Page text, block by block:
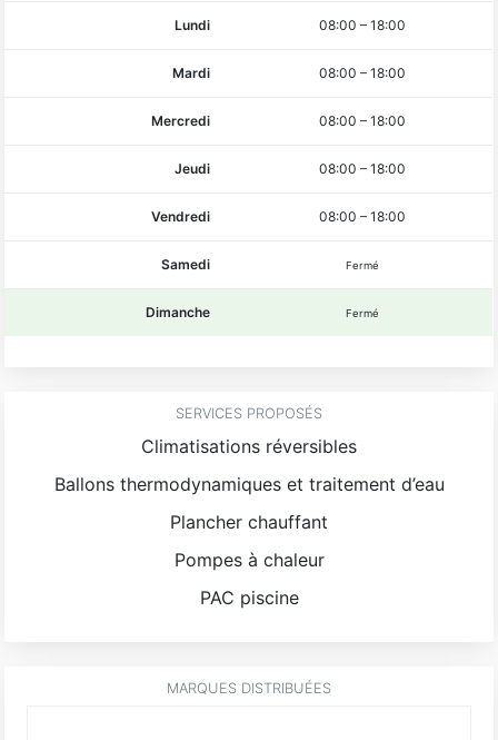
Lundi 08:00 –18:00
Mardi 08:00 –18:00
Mercredi 08:00 –18:00
Jeudi 08:00 –18:00
Vendredi 08:00 –18:00
Samedi Fermé
Dimanche Fermé
SERVICES PROPOSÉS
Climatisations réversibles
Ballons thermodynamiques et traitement d’eau
Plancher chauffant
Pompes à chaleur
PAC piscine
MARQUES DISTRIBUÉES